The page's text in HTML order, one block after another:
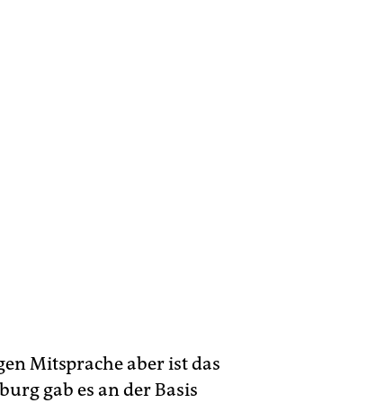
Mitsprache aber ist das
gab es an der Basis